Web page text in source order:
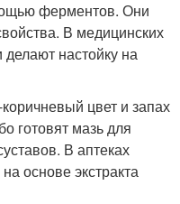
ферментов. Они
В медицинских
делают настойку на
цвет и запах
готовят мазь для
В аптеках
основе экстракта